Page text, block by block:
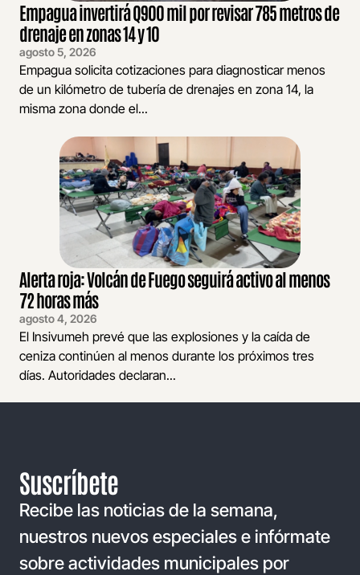
Empagua invertirá Q900 mil por revisar 785 metros de
drenaje en zonas 14 y 10
agosto 5, 2026
Empagua solicita cotizaciones para diagnosticar menos
de un kilómetro de tubería de drenajes en zona 14, la
misma zona donde el...
Alerta roja: Volcán de Fuego seguirá activo al menos
72 horas más
agosto 4, 2026
El Insivumeh prevé que las explosiones y la caída de
ceniza continúen al menos durante los próximos tres
días. Autoridades declaran...
Suscríbete
Recibe las noticias de la semana,
nuestros nuevos especiales e infórmate
sobre actividades municipales por